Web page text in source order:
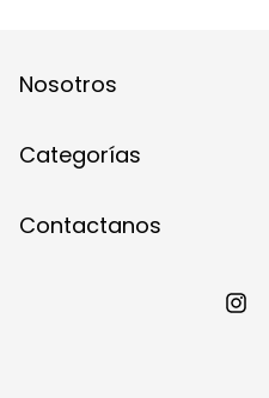
Nosotros
Categorías
Contactanos